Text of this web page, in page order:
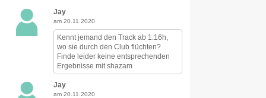
Jay
am 20.11.2020
Kennt jemand den Track ab 1:16h,
wo sie durch den Club flüchten?
Finde leider keine entsprechenden
Ergebnisse mit shazam
Jay
am 20.11.2020